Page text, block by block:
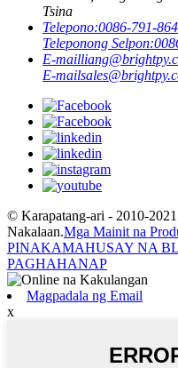
Tsina
Telepono:0086-791-
Teleponong Selpon:
E-mail
E-mail
© Karapatang-ari - 2010-
Nakalaan.Mga Mainit na
PINAKAMAHUSAY NA
PAGHAHANAP
Magpadala ng Email
x